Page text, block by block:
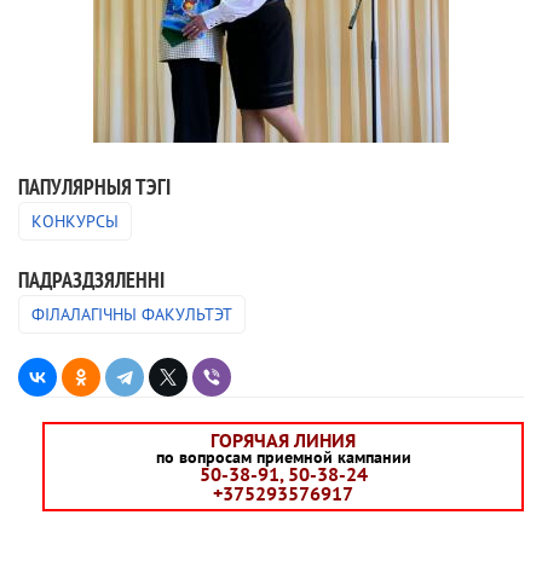
ПАПУЛЯРНЫЯ ТЭГІ
КОНКУРСЫ
ПАДРАЗДЗЯЛЕННI
ФІЛАЛАГІЧНЫ ФАКУЛЬТЭТ
ГОРЯЧАЯ ЛИНИЯ
по вопросам приемной кампании
50-38-91, 50-38-24
+375293576917